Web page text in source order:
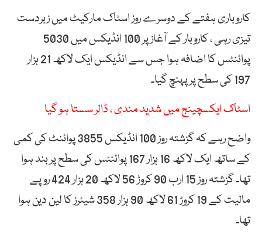
کاروباری ہفتے کے دوسرے روز اسٹاک مارکیٹ میں زبردست
تیزی رہی ، کاروبار کے آغاز پر 100 انڈیکس میں 5030
پوائنٹس کا اضافہ ہوا جس سے انڈیکس ایک لاکھ 21 ہزار
197 کی سطح پر پہنچ گیا۔
اسٹاک ایکسچینج میں شدید مندی ، ڈالر سستا ہو گیا
واضح رہے کہ گزشتہ روز 100 انڈیکس 3855 پوائنٹ کی کمی
کے ساتھ ایک لاکھ 16 ہزار 167 پوائنٹس کی سطح پر بند ہوا
تھا۔ گزشتہ روز 15 ارب 90 کروڑ 56 لاکھ 20 ہزار 424 روپے
مالیت کے 19 کروڑ 61 لاکھ 90 ہزار 358 شیئرز کا لین دین ہوا
تھا۔